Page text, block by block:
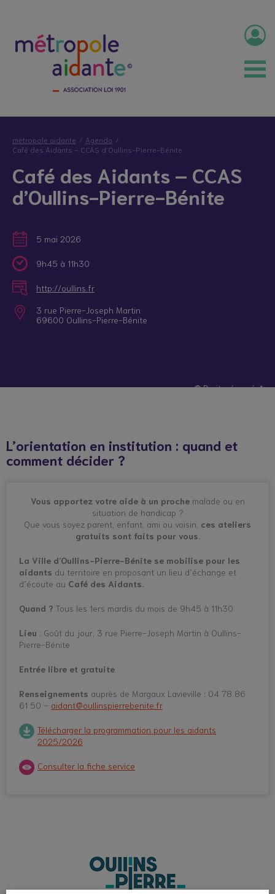
métropole aidante
Agenda
Café des Aidants – CCAS d’Oullins-Pierre-Bénite
Café des Aidants – CCAS
d’Oullins-Pierre-Bénite
5 mai 2026
9h45 à 11h30
http://oullins.fr
3 rue Pierre-Joseph Martin
69600 Oullins-Pierre-Bénite
© Droits réservés*
L’orientation en institution : quand et
comment décider ?
Vous apportez votre aide à un prochemalade ou en
situation de handicap ?
Que vous soyez parent, enfant, ami ou voisin, ces ateliers
gratuits sont faits pour vous.
La Ville d’Oullins-Pierre-Bénite se mobilise pour les
aidants du territoire en proposant un lieu d’échange et
d’écoute au Café des Aidants.
Quand ? Tous les 1ers mardis du mois de 9h45 à 11h30
Lieu : Goût du jour, 3 rue Pierre-Joseph Martin à Oullins-
Pierre-Bénite
Entrée libre et gratuite
Renseignements auprès de Margaux Lavieville : 04 78 86
61 50 – aidant@oullinspierrebenite.fr
Télécharger la programmation pour les aidants
2025/2026
Consulter la fiche service